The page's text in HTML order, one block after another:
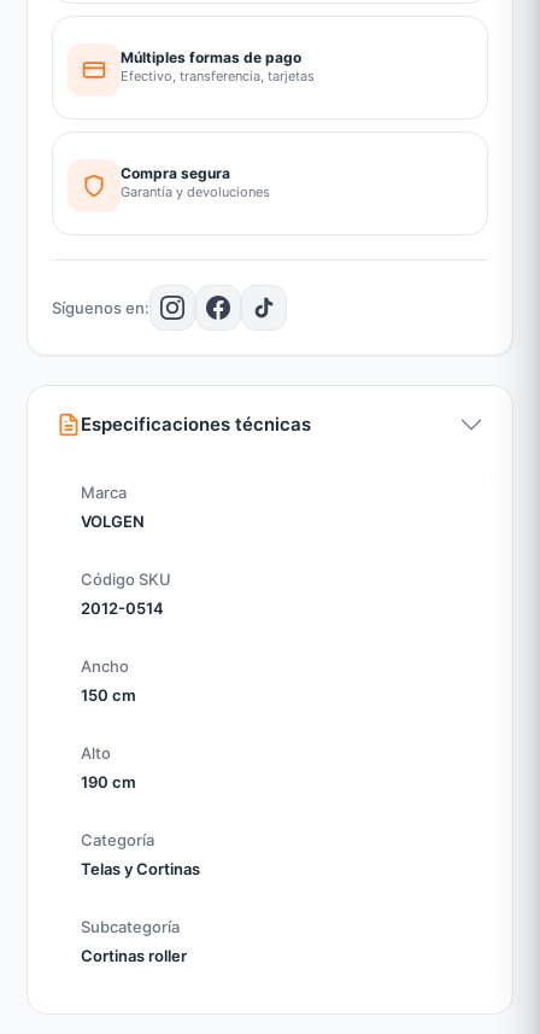
Especificaciones técnicas
Marca
VOLGEN
Código SKU
2012-0514
Ancho
150 cm
Alto
190 cm
Categoría
Telas y Cortinas
Subcategoría
Cortinas roller
Múltiples formas de pago
Efectivo, transferencia, tarjetas
Compra segura
Garantía y devoluciones
Síguenos en: